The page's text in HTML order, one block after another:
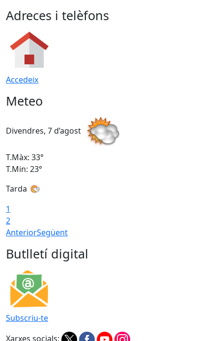
Adreces i telèfons
Accedeix
Meteo
Divendres, 7 d’agost
T.Màx: 33°
T.Min: 23°
Tarda
1
2
AnteriorSegüent
Butlletí digital
Subscriu-te